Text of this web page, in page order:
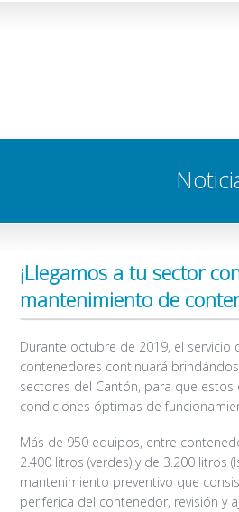
¡Llegamos a tu sector
mantenimiento de
Durante octubre de 2019, el servicio
contenedores continuará
sectores del Cantón, para que estos
condiciones óptimas de
Más de 950 equipos, entre
2.400 litros (verdes) y de 3.200 litros
mantenimiento preventivo que
periférica del contenedor, revisión y